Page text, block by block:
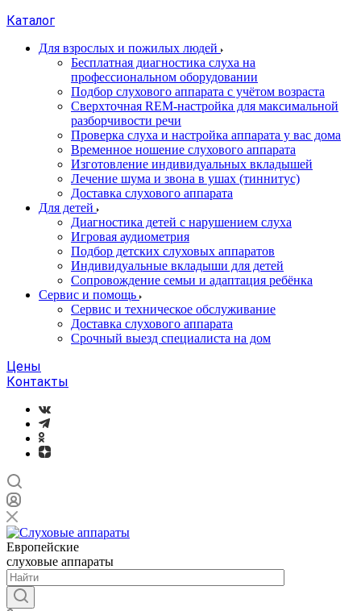
Каталог
Для взрослых и пожилых людей
Бесплатная диагностика слуха на
профессиональном оборудовании
Подбор слухового аппарата с учётом возраста
Сверхточная REM-настройка для максимальной
разборчивости речи
Проверка слуха и настройка аппарата у вас дома
Временное ношение слухового аппарата
Изготовление индивидуальных вкладышей
Лечение шума и звона в ушах (тиннитус)
Доставка слухового аппарата
Для детей
Диагностика детей с нарушением слуха
Игровая аудиометрия
Подбор детских слуховых аппаратов
Индивидуальные вкладыши для детей
Сопровождение семьи и адаптация ребёнка
Сервис и помощь
Сервис и техническое обслуживание
Доставка слухового аппарата
Срочный выезд специалиста на дом
Цены
Контакты
Европейские
слуховые аппараты